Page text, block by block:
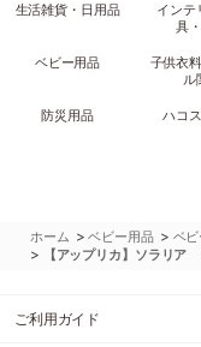
生活雑貨・日用品
インテ
具
ベビー用品
子供衣
ル
防災用品 ハコ
ホーム >ベビー用品 > ベ
> 【アップリカ】ソラリ
ご利用ガイド